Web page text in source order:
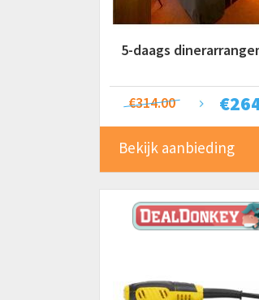
5-daags
€
€314.00
Bekijk aanbieding